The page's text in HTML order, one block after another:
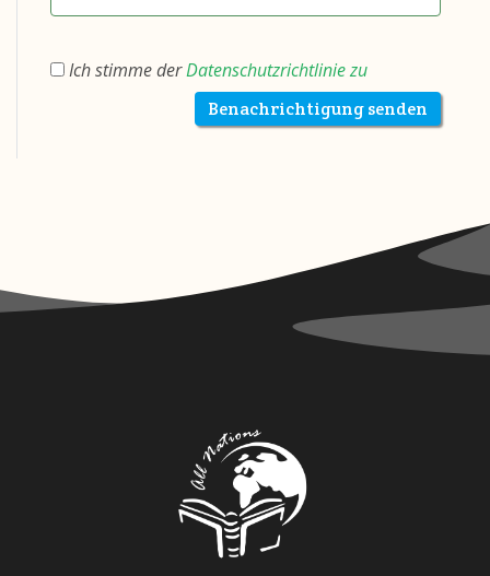
Ich stimme derDatenschutzrichtlinie zu
Benachrichtigung senden